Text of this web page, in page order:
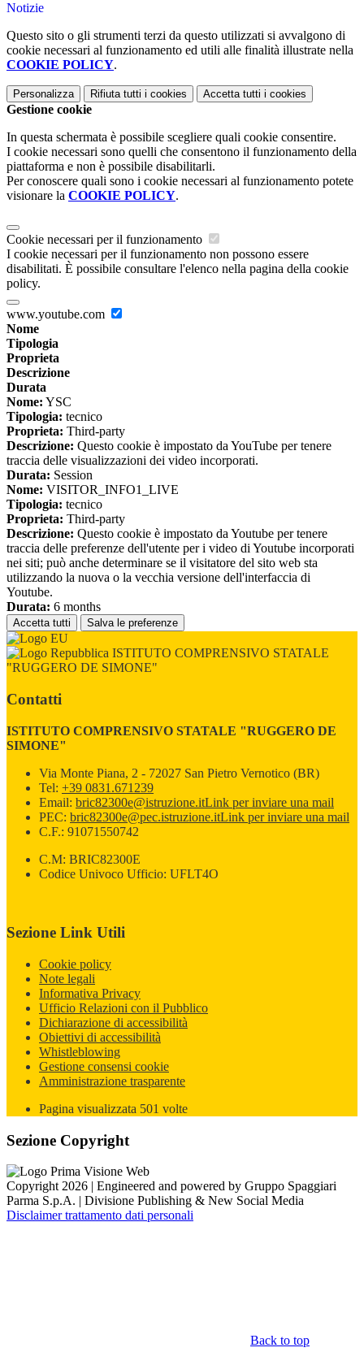
Notizie
Questo sito o gli strumenti terzi da questo utilizzati si avvalgono di
cookie necessari al funzionamento ed utili alle finalità illustrate nella
COOKIE POLICY.
Personalizza Rifiuta tutti i cookies Accetta tutti i cookies
Gestione cookie
In questa schermata è possibile scegliere quali cookie consentire.
I cookie necessari sono quelli che consentono il funzionamento della
piattaforma e non è possibile disabilitarli.
Per conoscere quali sono i cookie necessari al funzionamento potete
visionare la COOKIE POLICY.
Cookie necessari per il funzionamento
I cookie necessari per il funzionamento non possono essere
disabilitati. È possibile consultare l'elenco nella pagina della cookie
policy.
www.youtube.com
Nome
Tipologia
Proprieta
Descrizione
Durata
Nome: YSC
Tipologia: tecnico
Proprieta: Third-party
Descrizione: Questo cookie è impostato da YouTube per tenere
traccia delle visualizzazioni dei video incorporati.
Durata: Session
Nome: VISITOR_INFO1_LIVE
Tipologia: tecnico
Proprieta: Third-party
Descrizione: Questo cookie è impostato da Youtube per tenere
traccia delle preferenze dell'utente per i video di Youtube incorporati
nei siti; può anche determinare se il visitatore del sito web sta
utilizzando la nuova o la vecchia versione dell'interfaccia di
Youtube.
Durata: 6 months
Accetta tutti Salva le preferenze
ISTITUTO COMPRENSIVO STATALE
"RUGGERO DE SIMONE"
Contatti
ISTITUTO COMPRENSIVO STATALE "RUGGERO DE
SIMONE"
Via Monte Piana, 2 - 72027 San Pietro Vernotico (BR)
Tel: +39 0831.671239
Email: bric82300e@istruzione.itLink per inviare una mail
PEC: bric82300e@pec.istruzione.itLink per inviare una mail
C.F.: 91071550742
C.M: BRIC82300E
Codice Univoco Ufficio: UFLT4O
Sezione Link Utili
Cookie policy
Note legali
Informativa Privacy
Ufficio Relazioni con il Pubblico
Dichiarazione di accessibilità
Obiettivi di accessibilità
Whistleblowing
Gestione consensi cookie
Amministrazione trasparente
Pagina visualizzata 501 volte
Sezione Copyright
Copyright 2026 | Engineered and powered by Gruppo Spaggiari
Parma S.p.A. | Divisione Publishing & New Social Media
Disclaimer trattamento dati personali
Back to top